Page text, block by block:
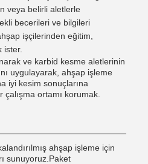
veya belirli aletlerle
becerileri ve bilgileri
işçilerinden eğitim,
ister.
ve karbid kesme aletlerinin
uygulayarak, ahşap işleme
iyi kesim sonuçlarına
ortamı korumak.
ahşap işleme için
sunuyoruz.Paket